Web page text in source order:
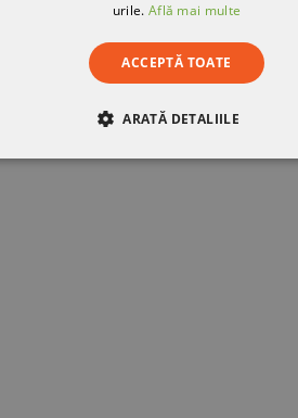
urile. Află mai multe
ACCEPTĂ TOATE
ARATĂ DETALIILE